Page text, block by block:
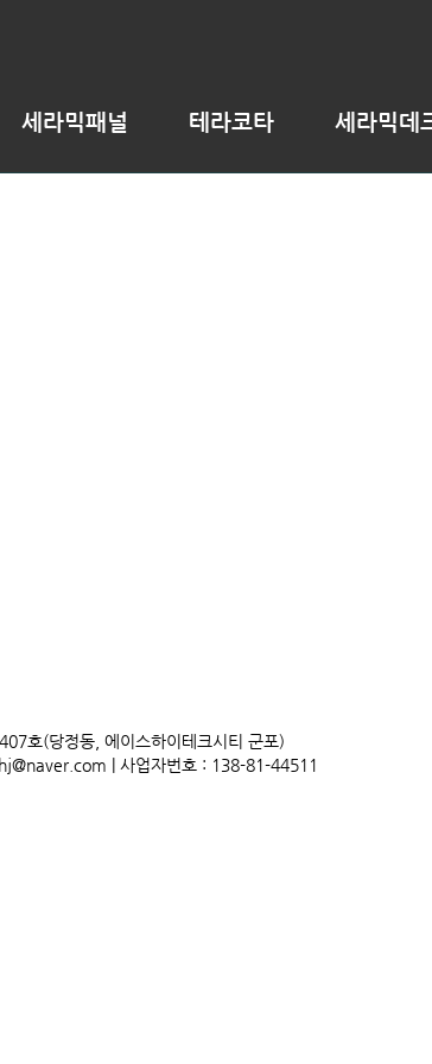
세라믹패널 테라코타 세라믹데
호(당정동, 에이스하이테크시티 군포)
| 사업자번호 : 138-81-44511